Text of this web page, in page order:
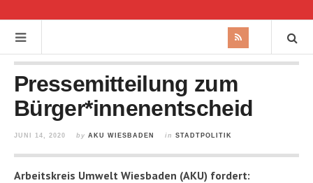
Pressemitteilung zum
Bürger*innenentscheid
JUNI 14, 2020 by AKU WIESBADEN in STADTPOLITIK
Arbeitskreis Umwelt Wiesbaden (AKU) fordert: